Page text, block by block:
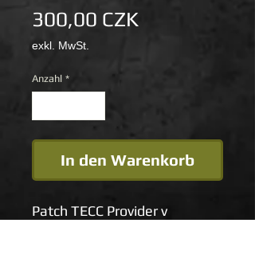
300,00 CZK
exkl. MwSt.
Anzahl *
In den Warenkorb
Patch TECC Provider v